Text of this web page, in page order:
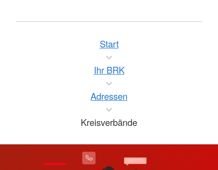
Start
Ihr BRK
Adressen
Kreisverbände